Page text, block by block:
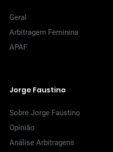
Geral
Arbitragem Feminina
APAF
Jorge Faustino
Sobre Jorge Faustino
Opinião
Análise Arbitragens